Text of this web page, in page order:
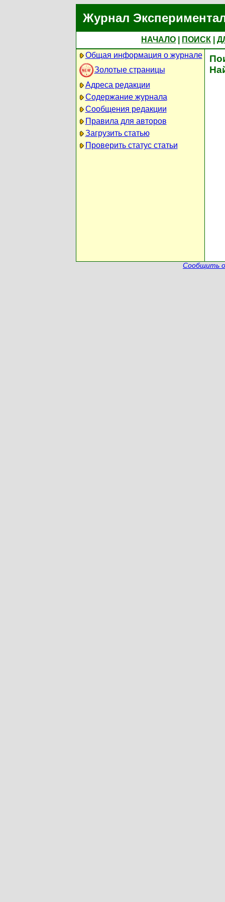
Журнал
НАЧАЛО ПОИСК
Общая информация о журнале
Золотые страницы
Адреса редакции
Содержание журнала
Сообщения редакции
Правила для авторов
Загрузить статью
Проверить статус статьи
Сообщить о